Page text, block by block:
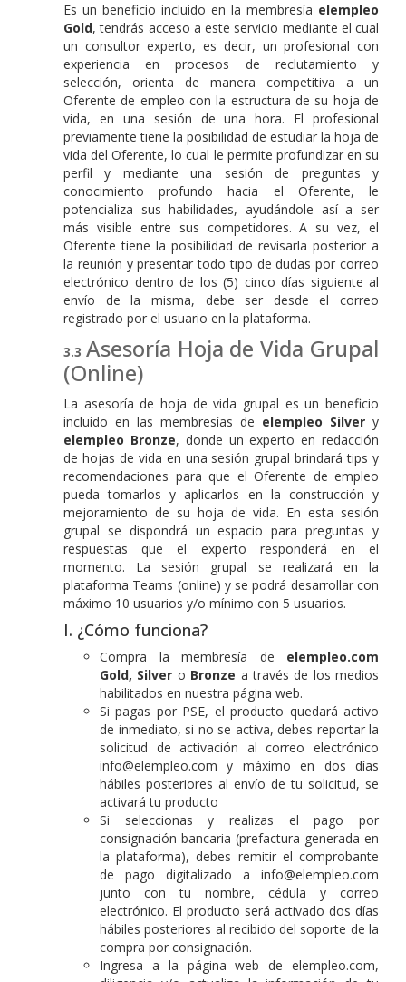
Es un beneficio incluido en la membresía elempleo
Gold, tendrás acceso a este servicio mediante el cual
un consultor experto, es decir, un profesional con
experiencia en procesos de reclutamiento y
selección, orienta de manera competitiva a un
Oferente de empleo con la estructura de su hoja de
vida, en una sesión de una hora. El profesional
previamente tiene la posibilidad de estudiar la hoja de
vida del Oferente, lo cual le permite profundizar en su
perfil y mediante una sesión de preguntas y
conocimiento profundo hacia el Oferente, le
potencializa sus habilidades, ayudándole así a ser
más visible entre sus competidores. A su vez, el
Oferente tiene la posibilidad de revisarla posterior a
la reunión y presentar todo tipo de dudas por correo
electrónico dentro de los (5) cinco días siguiente al
envío de la misma, debe ser desde el correo
registrado por el usuario en la plataforma.
Asesoría Hoja de Vida Grupal
(Online)
La asesoría de hoja de vida grupal es un beneficio
incluido en las membresías de elempleo Silver y
elempleo Bronze, donde un experto en redacción
de hojas de vida en una sesión grupal brindará tips y
recomendaciones para que el Oferente de empleo
pueda tomarlos y aplicarlos en la construcción y
mejoramiento de su hoja de vida. En esta sesión
grupal se dispondrá un espacio para preguntas y
respuestas que el experto responderá en el
momento. La sesión grupal se realizará en la
plataforma Teams (online) y se podrá desarrollar con
máximo 10 usuarios y/o mínimo con 5 usuarios.
I. ¿Cómo funciona?
Compra la membresía de elempleo.com
Gold, Silver o Bronze a través de los medios
habilitados en nuestra página web.
Si pagas por PSE, el producto quedará activo
de inmediato, si no se activa, debes reportar la
solicitud de activación al correo electrónico
info@elempleo.com y máximo en dos días
hábiles posteriores al envío de tu solicitud, se
activará tu producto
Si seleccionas y realizas el pago por
consignación bancaria (prefactura generada en
la plataforma), debes remitir el comprobante
de pago digitalizado a info@elempleo.com
junto con tu nombre, cédula y correo
electrónico. El producto será activado dos días
hábiles posteriores al recibido del soporte de la
compra por consignación.
Ingresa a la página web de elempleo.com,